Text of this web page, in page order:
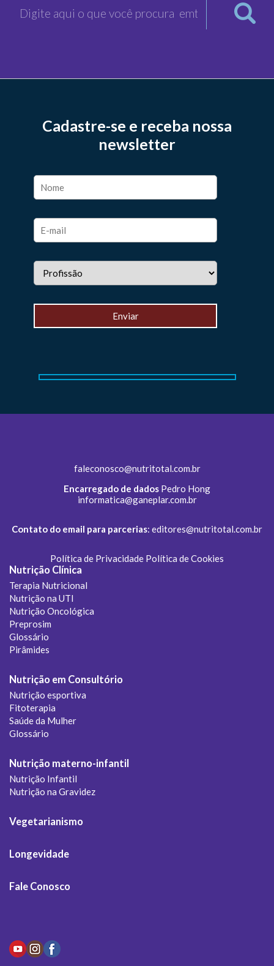
Cadastre-se e receba nossa
newsletter
faleconosco@nutritotal.com.br
Encarregado de dados Pedro Hong
informatica@ganeplar.com.br
Contato do email para parcerias: editores@nutritotal.com.br
Política de Privacidade Política de Cookies
Nutrição Clínica
Terapia Nutricional
Nutrição na UTI
Nutrição Oncológica
Preprosim
Glossário
Pirâmides
Nutrição em Consultório
Nutrição esportiva
Fitoterapia
Saúde da Mulher
Glossário
Nutrição materno-infantil
Nutrição Infantil
Nutrição na Gravidez
Vegetarianismo
Longevidade
Fale Conosco